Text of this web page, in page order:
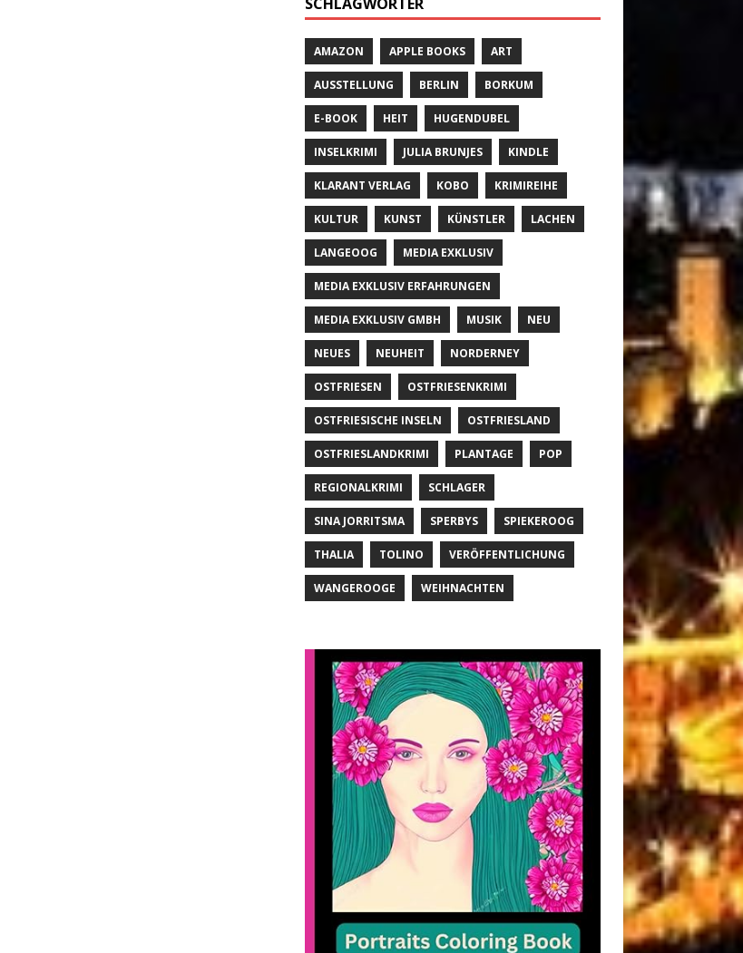
AMAZON APPLE BOOKS ART
AUSSTELLUNG BERLIN BORKUM
E-BOOK HEIT HUGENDUBEL
INSELKRIMI JULIA BRUNJES KINDLE
KLARANT VERLAG KOBO KRIMIREIHE
KULTUR KUNST KÜNSTLER LACHEN
LANGEOOG MEDIA EXKLUSIV
MEDIA EXKLUSIV ERFAHRUNGEN
MEDIA EXKLUSIV GMBH MUSIK NEU
NEUES NEUHEIT NORDERNEY
OSTFRIESEN OSTFRIESENKRIMI
OSTFRIESISCHE INSELN OSTFRIESLAND
OSTFRIESLANDKRIMI PLANTAGE POP
REGIONALKRIMI SCHLAGER
SINA JORRITSMA SPERBYS SPIEKEROOG
THALIA TOLINO VERÖFFENTLICHUNG
WANGEROOGE WEIHNACHTEN